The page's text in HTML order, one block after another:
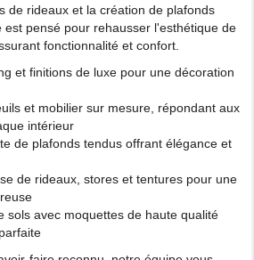
de rideaux et la création de plafonds
est pensé pour rehausser l'esthétique de
fonctionnalité et confort.
et finitions de luxe pour une décoration
et mobilier sur mesure, répondant aux
intérieur
de plafonds tendus offrant élégance et
de rideaux, stores et tentures pour une
sols avec moquettes de haute qualité